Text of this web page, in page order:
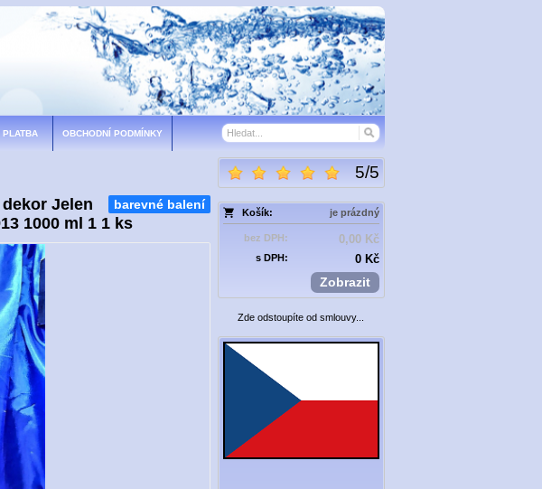
PLATBA OBCHODNÍ PODMÍNKY
5/5
Košík: je prázdný
bez DPH: 0,00 Kč
s DPH: 0 Kč
Zobrazit
Zde odstoupíte od smlouvy...
barevné balení
Jelen
1000 ml 1 1 ks